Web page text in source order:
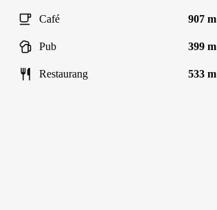
Café 907 m
Pub 399 m
Restaurang 533 m